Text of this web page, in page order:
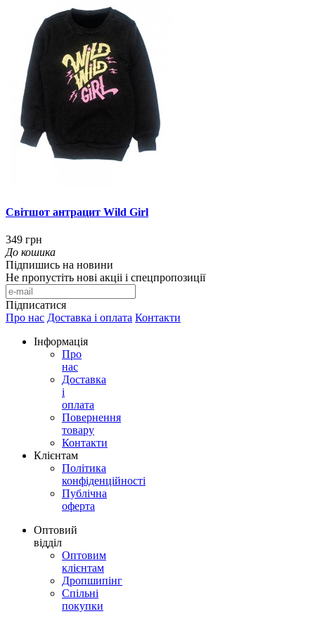
Світшот антрацит Wild Girl
349 грн
До кошика
Підпишись на новини
Не пропустіть нові акціі і спецпропозиції
Підписатися
Про нас Доставка і оплата Контакти
Інформація
Про
нас
Доставка
і
оплата
Повернення
товару
Контакти
Клієнтам
Політика
конфіденційності
Публічна
оферта
Оптовий
відділ
Оптовим
клієнтам
Дропшипінг
Спільні
покупки